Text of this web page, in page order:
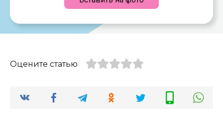
Оцените статью